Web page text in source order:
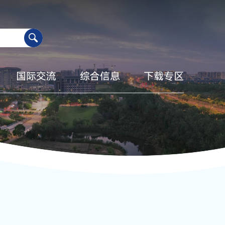
国际交流 综合信息 下载专区